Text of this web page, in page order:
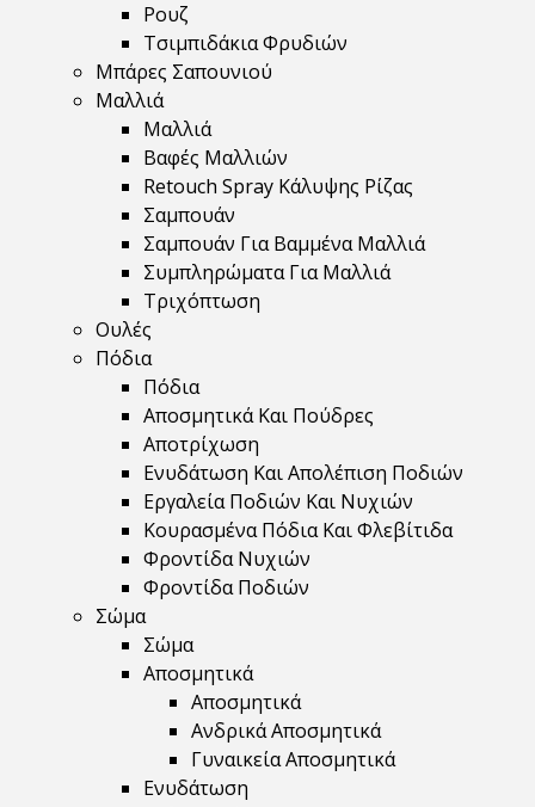
Ρουζ
Τσιμπιδάκια Φρυδιών
Μπάρες Σαπουνιού
Μαλλιά
Μαλλιά
Βαφές Μαλλιών
Retouch Spray Κάλυψης Ρίζας
Σαμπουάν
Σαμπουάν Για Βαμμένα Μαλλιά
Συμπληρώματα Για Μαλλιά
Τριχόπτωση
Ουλές
Πόδια
Πόδια
Αποσμητικά Και Πούδρες
Αποτρίχωση
Ενυδάτωση Και Απολέπιση Ποδιών
Εργαλεία Ποδιών Και Νυχιών
Κουρασμένα Πόδια Και Φλεβίτιδα
Φροντίδα Νυχιών
Φροντίδα Ποδιών
Σώμα
Σώμα
Αποσμητικά
Αποσμητικά
Ανδρικά Αποσμητικά
Γυναικεία Αποσμητικά
Ενυδάτωση